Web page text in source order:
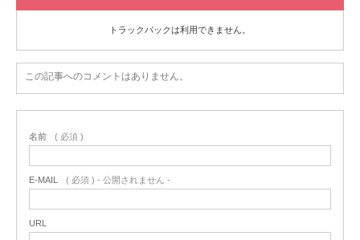
トラックバックは利用できません。
この記事へのコメントはありません。
名前 ( 必須 )
E-MAIL ( 必須 ) - 公開されません -
URL